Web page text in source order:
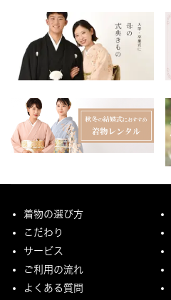
着物の選び方
こだわり
サービス
ご利用の流れ
よくある質問